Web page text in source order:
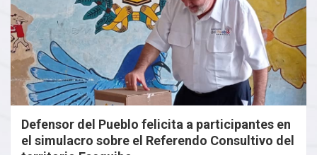
Defensor del Pueblo felicita a participantes en
el simulacro sobre el Referendo Consultivo del